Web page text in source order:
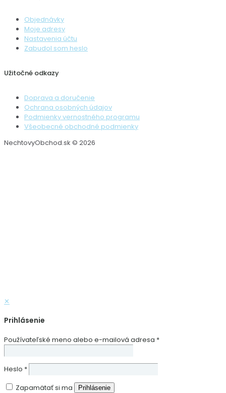
Objednávky
Moje adresy
Nastavenia účtu
Zabudol som heslo
Užitočné odkazy
Doprava a doručenie
Ochrana osobných údajov
Podmienky vernostného programu
Všeobecné obchodné podmienky
NechtovyObchod.sk © 2026
✕
Prihlásenie
Používateľské meno alebo e-mailová adresa *
Heslo *
Zapamätať si ma
Prihlásenie